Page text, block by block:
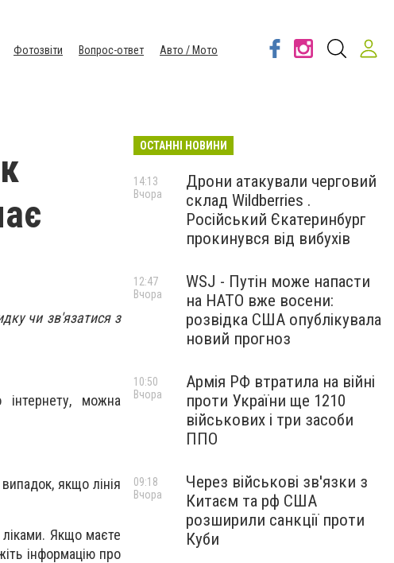
Фотозвіти Вопрос-ответ
Авто / Мото
чи зв'язатися з
можна
якщо лінія
ліками. Якщо маєте
інформацію про
ОСТАННІ НОВИНИ
Дрони атакували черговий
склад Wildberries .
Російський Єкатеринбург
прокинувся від вибухів
14:13
Вчора
WSJ - Путін може напасти
на НАТО вже восени:
розвідка США опублікувала
новий прогноз
12:47
Вчора
Армія РФ втратила на війні
проти України ще 1210
військових і три засоби
ППО
10:50
Вчора
Через військові зв'язки з
Китаєм та рф США
розширили санкції проти
Куби
09:18
Вчора